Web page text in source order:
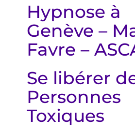
Hypnose à
Genève –
Favre –
Se libérer
Personnes
Toxiques